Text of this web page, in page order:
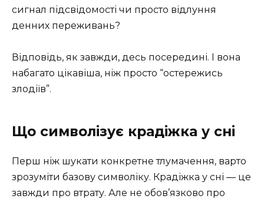
сигнал підсвідомості чи просто відлуння
денних переживань?
Відповідь, як завжди, десь посередині. І вона
набагато цікавіша, ніж просто “остережись
злодіїв”.
Що символізує крадіжка у сні
Перш ніж шукати конкретне тлумачення, варто
зрозуміти базову символіку. Крадіжка у сні — це
завжди про втрату. Але не обов’язково про